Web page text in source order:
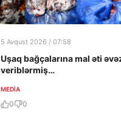
5 Avqust 2026 / 07:58
Uşaq bağçalarına mal əti
veriblərmiş…
MEDİA
0 0